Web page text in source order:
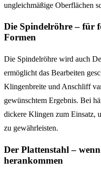
ungleichmäßige Oberflächen
Die Spindelröhre – für
Formen
Die Spindelröhre wird auch
ermöglicht das Bearbeiten
Klingenbreite und Anschliff
gewünschtem Ergebnis. Bei
dickere Klingen zum Einsatz,
zu gewährleisten.
Der Plattenstahl –
herankommen